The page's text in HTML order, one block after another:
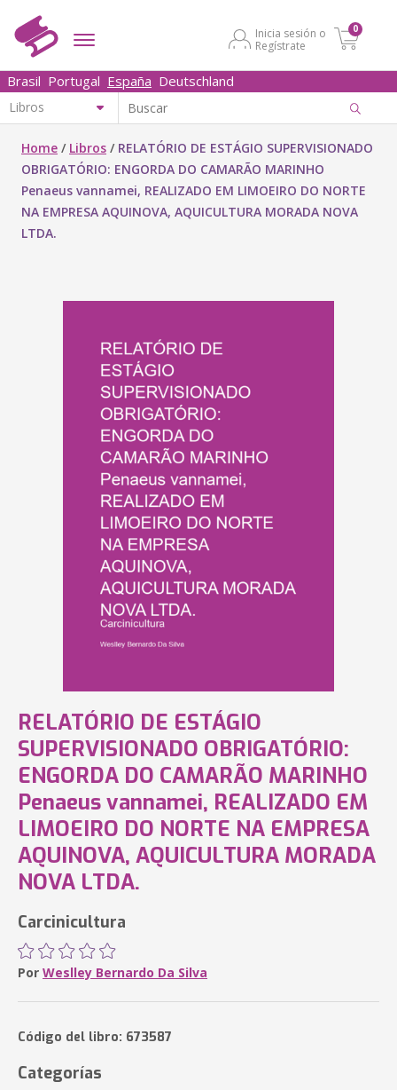
Inicia sesión o
Regístrate
0
Brasil Portugal España Deutschland
Home / Libros / RELATÓRIO DE ESTÁGIO SUPERVISIONADO
OBRIGATÓRIO: ENGORDA DO CAMARÃO MARINHO
Penaeus vannamei, REALIZADO EM LIMOEIRO DO NORTE
NA EMPRESA AQUINOVA, AQUICULTURA MORADA NOVA
LTDA.
RELATÓRIO DE ESTÁGIO
SUPERVISIONADO OBRIGATÓRIO:
ENGORDA DO CAMARÃO MARINHO
Penaeus vannamei, REALIZADO EM
LIMOEIRO DO NORTE NA EMPRESA
AQUINOVA, AQUICULTURA MORADA
NOVA LTDA.
Carcinicultura
Por Weslley Bernardo Da Silva
Código del libro: 673587
Categorías